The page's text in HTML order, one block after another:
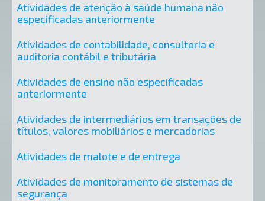
Atividades de atenção à saúde humana não
especificadas anteriormente
Atividades de contabilidade, consultoria e
auditoria contábil e tributária
Atividades de ensino não especificadas
anteriormente
Atividades de intermediários em transações de
títulos, valores mobiliários e mercadorias
Atividades de malote e de entrega
Atividades de monitoramento de sistemas de
segurança